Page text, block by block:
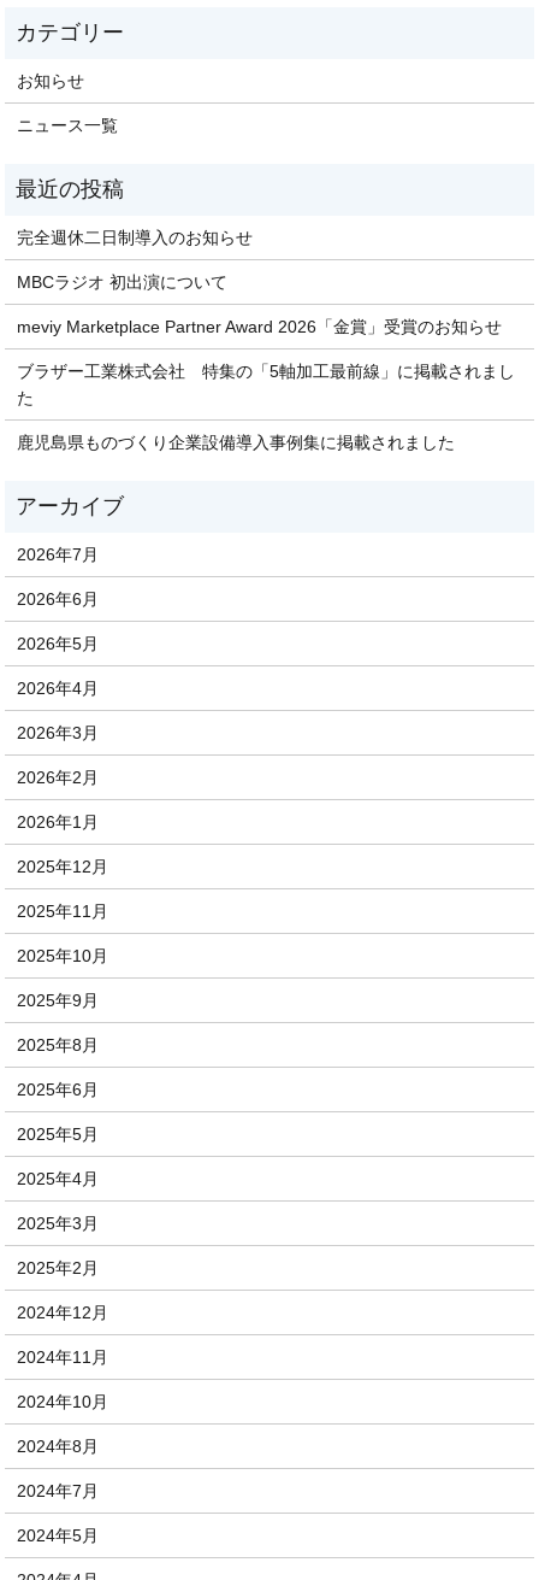
お知らせ
ニュース一覧
完全週休二日制導入のお知らせ
MBCラジオ 初出演について
meviy Marketplace Partner Award 2026「金賞」受賞のお知らせ
ブラザー工業株式会社 特集の「5軸加工最前線」に掲載されまし
た
鹿児島県ものづくり企業設備導入事例集に掲載されました
2026年7月
2026年6月
2026年5月
2026年4月
2026年3月
2026年2月
2026年1月
2025年12月
2025年11月
2025年10月
2025年9月
2025年8月
2025年6月
2025年5月
2025年4月
2025年3月
2025年2月
2024年12月
2024年11月
2024年10月
2024年8月
2024年7月
2024年5月